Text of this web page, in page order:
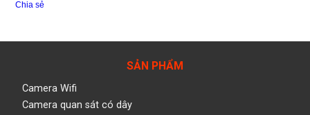
Chia sẻ
SẢN PHẨM
Camera Wifi
Camera quan sát có dây